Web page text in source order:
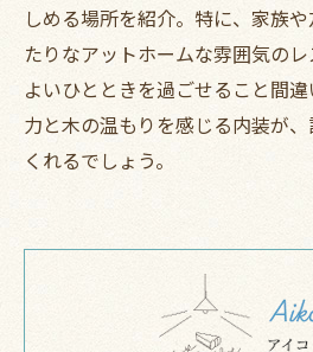
しめる場所を紹介。特に、家族
たりなアットホームな雰囲気の
よいひとときを過ごせること間
力と木の温もりを感じる内装が
くれるでしょう。